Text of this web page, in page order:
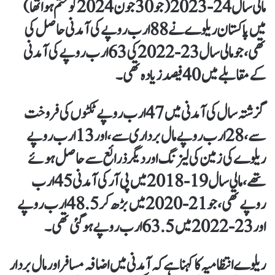
مالی سال 24-2023 (جو 30 جون 2024 کو ختم ہوا تھا)
میں پاکستان ریلوے نے 88 ارب روپے کی آمدنی حاصل کی
تھی، جو مالی سال 23-2022 کی 63 ارب روپےکی آمدنی
کےمقابلے میں 40 فیصد زیادہ تھی۔
گزشتہ سال کی آمدنی میں 47 ارب روپے ٹکٹوں کی فروخت
سے، 28 ارب روپے مال برداری سے،اور 13 ارب روپے
ریلوے کی زمین کی لیزنگ اور دیگر ذرائع سے حاصل ہوئے
تھے، مالی سال 19-2018 میں پی آرکی آمدنی 45 ارب
روپے تھی، جو 21-2020 میں بڑھ کر 48.5 ارب روپے
اور 23-2022 میں 63.5 ارب روپے ہو گئی تھی۔
ریلوے انتظامیہ کا کہنا ہےکہ آمدنی میں اضافہ مسافر اورمال بردار